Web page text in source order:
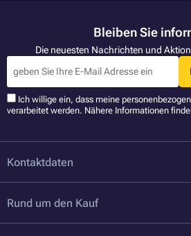
Bleiben Sie
Die neuesten Nachrichten und
Ich willige ein, dass meine
verarbeitet werden. Nähere Informationen
Kontaktdaten
Rund um den Kauf